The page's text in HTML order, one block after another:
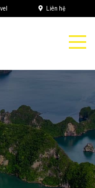
Liên hệ